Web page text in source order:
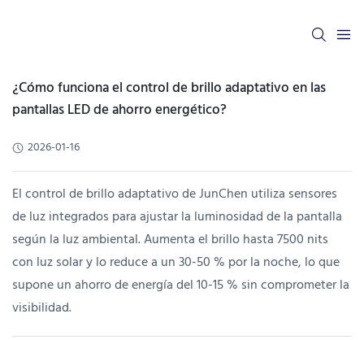
¿Cómo funciona el control de brillo adaptativo en las
pantallas LED de ahorro energético?
2026-01-16
El control de brillo adaptativo de JunChen utiliza sensores
de luz integrados para ajustar la luminosidad de la pantalla
según la luz ambiental. Aumenta el brillo hasta 7500 nits
con luz solar y lo reduce a un 30-50 % por la noche, lo que
supone un ahorro de energía del 10-15 % sin comprometer la
visibilidad.